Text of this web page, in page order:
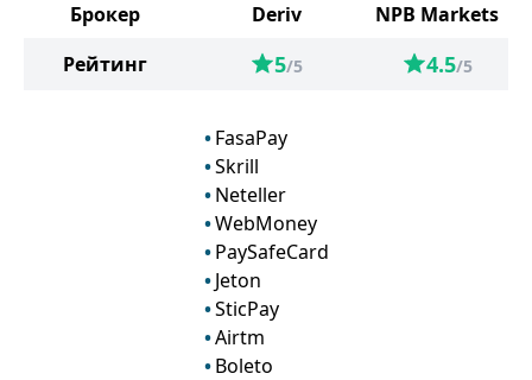
Брокер Deriv
NPB Markets
Рейтинг
5/5 4.5/5
FasaPay
Skrill
Neteller
WebMoney
PaySafeCard
Jeton
SticPay
Airtm
Boleto